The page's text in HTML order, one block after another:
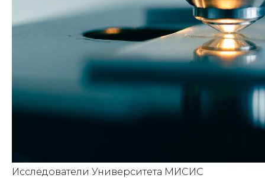
Исследователи Университета МИСИС